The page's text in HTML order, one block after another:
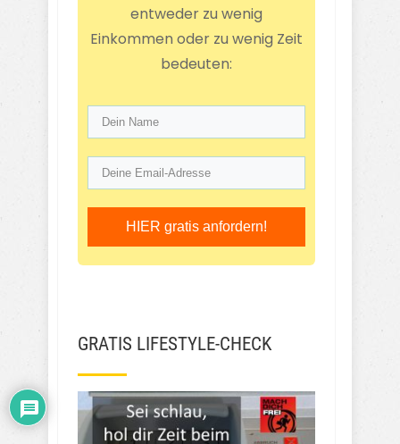
entweder zu wenig
Einkommen oder zu wenig Zeit
bedeuten:
HIER gratis anfordern!
GRATIS LIFESTYLE-CHECK